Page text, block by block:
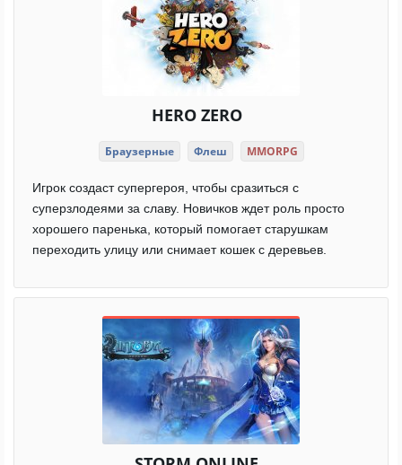
HERO ZERO
Браузерные Флеш MMORPG
Игрок создаст супергероя, чтобы сразиться с
суперзлодеями за славу. Новичков ждет роль просто
хорошего паренька, который помогает старушкам
переходить улицу или снимает кошек с деревьев.